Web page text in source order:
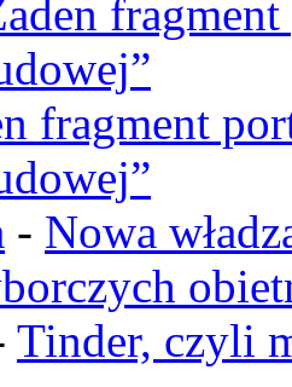
fragment
- Nowa
Tinder, czyli